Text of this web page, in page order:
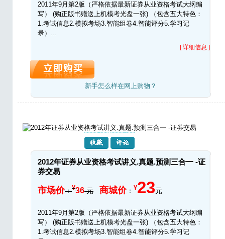
2011年9月第2版（严格依据最新证券从业资格考试大纲编
写） (购正版书赠送上机模考光盘一张) （包含五大特色：
1.考试信息2.模拟考场3.智能组卷4.智能评分5.学习记
录）...
[ 详细信息 ]
新手怎么样在网上购物？
2012年证券从业资格考试讲义.真题.预测三合一 -证
券交易
市场价：¥36元 商城价： ¥23元
2011年9月第2版（严格依据最新证券从业资格考试大纲编
写） (购正版书赠送上机模考光盘一张) （包含五大特色：
1.考试信息2.模拟考场3.智能组卷4.智能评分5.学习记